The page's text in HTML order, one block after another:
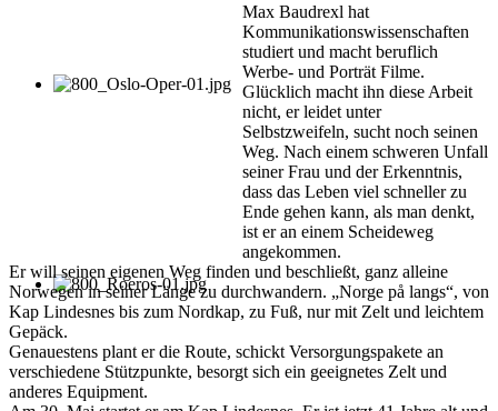
Max Baudrexl hat
Kommunikationswissenschaften
studiert und macht beruflich
Werbe- und Porträt Filme.
Glücklich macht ihn diese Arbeit
nicht, er leidet unter
Selbstzweifeln, sucht noch seinen
Weg. Nach einem schweren Unfall
seiner Frau und der Erkenntnis,
dass das Leben viel schneller zu
Ende gehen kann, als man denkt,
ist er an einem Scheideweg
angekommen.
Er will seinen eigenen Weg finden und beschließt, ganz alleine
Norwegen in seiner Länge zu durchwandern. „Norge på langs“, von
Kap Lindesnes bis zum Nordkap, zu Fuß, nur mit Zelt und leichtem
Gepäck.
Genauestens plant er die Route, schickt Versorgungspakete an
verschiedene Stützpunkte, besorgt sich ein geeignetes Zelt und
anderes Equipment.